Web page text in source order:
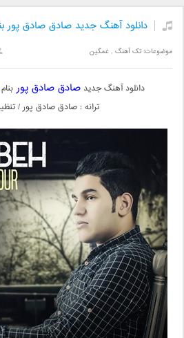
دانلود آهنگ جدید صادق صادق پور
موضوعات:تک آهنگ ,غمگین
دانلود آهنگ جدید صادق صادق پوربنام
ترانه : صادق صادق پور /